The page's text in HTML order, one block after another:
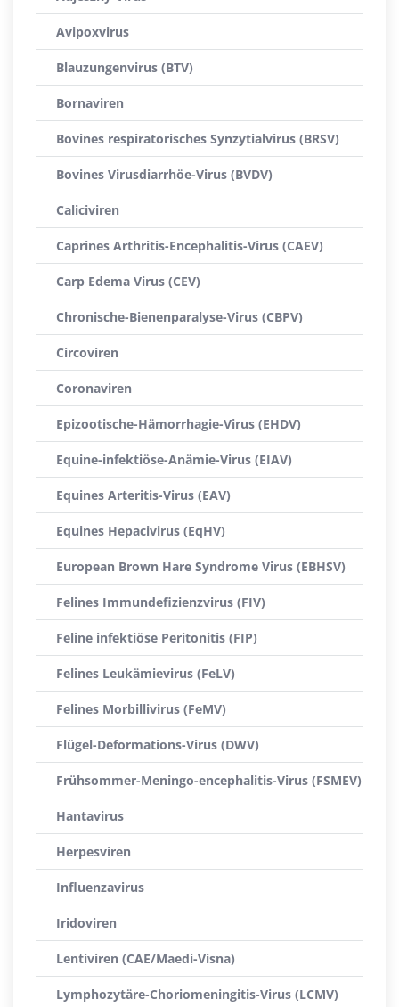
Avipoxvirus
Blauzungenvirus (BTV)
Bornaviren
Bovines respiratorisches Synzytialvirus (BRSV)
Bovines Virusdiarrhöe-Virus (BVDV)
Caliciviren
Caprines Arthritis-Encephalitis-Virus (CAEV)
Carp Edema Virus (CEV)
Chronische-Bienenparalyse-Virus (CBPV)
Circoviren
Coronaviren
Epizootische-Hämorrhagie-Virus (EHDV)
Equine-infektiöse-Anämie-Virus (EIAV)
Equines Arteritis-Virus (EAV)
Equines Hepacivirus (EqHV)
European Brown Hare Syndrome Virus (EBHSV)
Felines Immundefizienzvirus (FIV)
Feline infektiöse Peritonitis (FIP)
Felines Leukämievirus (FeLV)
Felines Morbillivirus (FeMV)
Flügel-Deformations-Virus (DWV)
Frühsommer-Meningo-encephalitis-Virus (FSMEV)
Hantavirus
Herpesviren
Influenzavirus
Iridoviren
Lentiviren (CAE/Maedi-Visna)
Lymphozytäre-Choriomeningitis-Virus (LCMV)